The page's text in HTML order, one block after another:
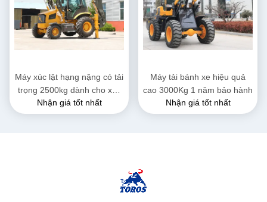
Máy xúc lật hạng nặng có tải
trọng 2500kg dành cho xây
dựng
Nhận giá tốt nhất
Máy tải bánh xe hiệu quả
cao 3000Kg 1 năm bảo hành
Nhận giá tốt nhất